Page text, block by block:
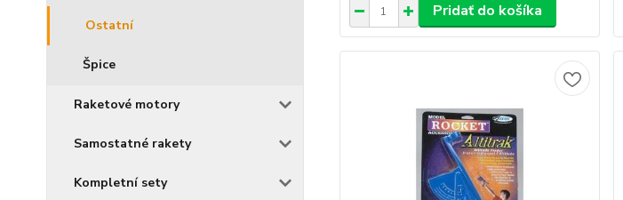
Ostatní
Špice
Raketové motory
Samostatné rakety
Kompletní sety
Pridať do košíka